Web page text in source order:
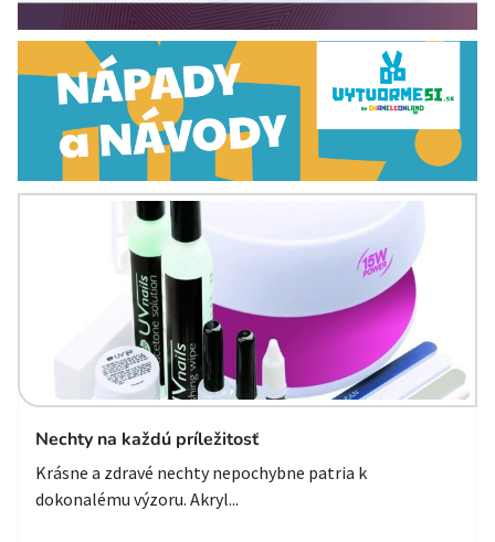
Nechty na každú príležitosť
Krásne a zdravé nechty nepochybne patria k
dokonalému výzoru. Akryl...